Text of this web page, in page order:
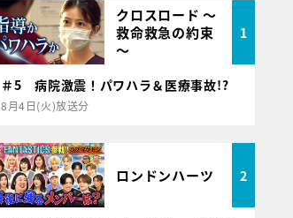
クロスロード ～
救命救急の約束
～
1
＃5 病院激震！パワハラ＆医療事故!?
8月4日(火)放送分
ロンドンハーツ 2